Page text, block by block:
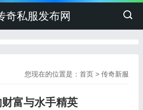
奇私服发布网
您现在的位置是：首页 >传奇新服
富与水手精英